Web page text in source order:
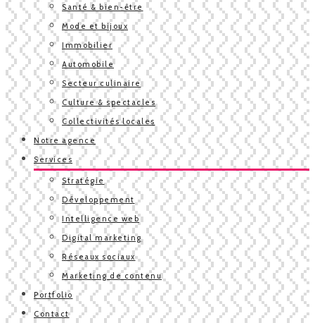
Santé & bien-être
Mode et bijoux
Immobilier
Automobile
Secteur culinaire
Culture & spectacles
Collectivités locales
Notre agence
Services
Stratégie
Développement
Intelligence web
Digital marketing
Réseaux sociaux
Marketing de contenu
Portfolio
Contact